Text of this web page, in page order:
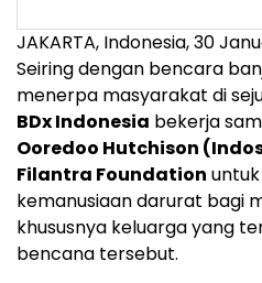
JAKARTA, Indonesia, 30
Seiring dengan bencara
menerpa masyarakat di
BDx Indonesia bekerja
Ooredoo Hutchison
Filantra Foundation
kemanusiaan darurat bagi
khususnya keluarga yang
bencana tersebut.